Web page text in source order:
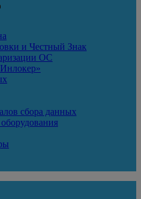
и Честный Знак
ОС
сбора данных